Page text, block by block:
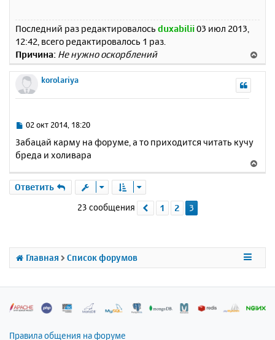
и
е
Последний раз редактировалось duxabilii03 июл 2013,
12:42, всего редактировалось 1 раз.
Причина: Не нужно оскорблений
е
н
korolariya
С
о
б
е
н
02 окт 2014, 18:20
Забацай карму на форуме, а то приходится читать кучу
бреда и холивара
е
к
а
а
Ответить
23 сообщения Пред.
1 2 3
Главная Список форумов
Правила общения на форуме